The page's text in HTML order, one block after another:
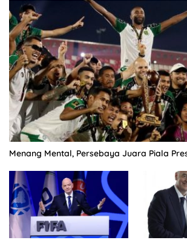
Menang Mental, Persebaya Juara Piala